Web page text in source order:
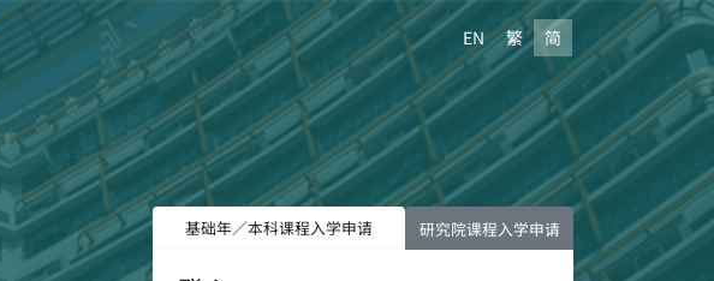
EN 繁 简
基础年／本科课程入学申请 研究院课程入学申请